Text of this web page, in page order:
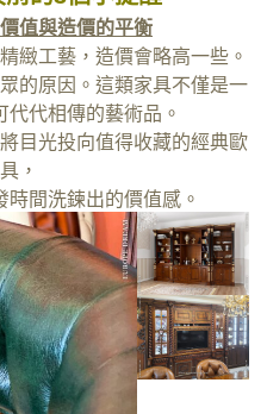
價值與造價的平衡
緻工藝，造價會略高一些。
的原因。這類家具不僅是一
代相傳的藝術品。
目光投向值得收藏的經典歐
，
間洗鍊出的價值感。